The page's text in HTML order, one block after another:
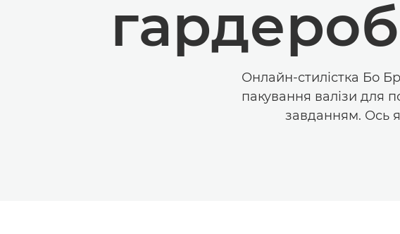
Онлайн-стилістка Бо
пакування валізи для
завданням. Ось